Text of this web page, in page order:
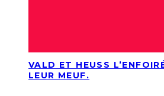
VALD ET HEUSS
LEUR MEUF.